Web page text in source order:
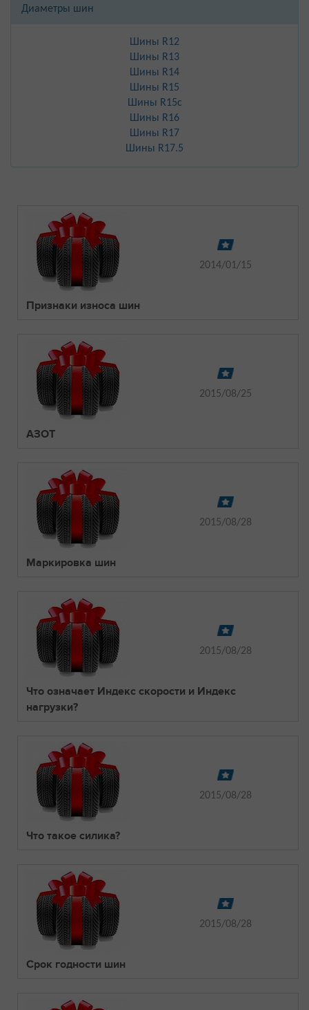
Диаметры шин
Шины R12
Шины R13
Шины R14
Шины R15
Шины R15с
Шины R16
Шины R17
Шины R17.5
2014/01/15
Признаки износа шин
2015/08/25
АЗОТ
2015/08/28
Маркировка шин
2015/08/28
Что означает Индекс скорости и Индекс
нагрузки?
2015/08/28
Что такое силика?
2015/08/28
Срок годности шин